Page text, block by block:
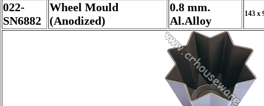
022-
SN6882
Wheel Mould
(Anodized)
0.8 mm.
Al.Alloy
143 x